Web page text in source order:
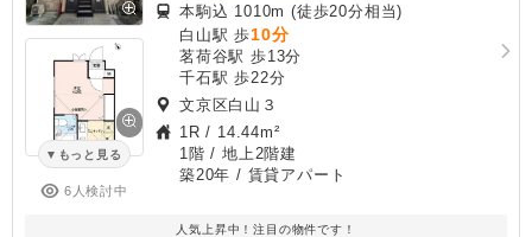
もっと見る
6人検討中
本駒込 1010m (徒歩20分相当)
白山駅 歩10分
茗荷谷駅 歩13分
千石駅 歩22分
文京区白山３
1R / 14.44m²
1階 / 地上2階建
築20年 / 賃貸アパート
人気上昇中！注目の物件です！